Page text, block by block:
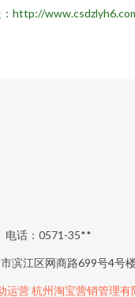
http://
电话：0571-35**
滨江区网商路699号4号
运营 杭州淘宝营销管理有